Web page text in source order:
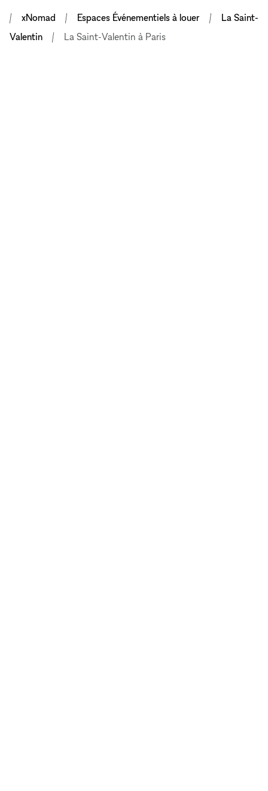
xNomad Espaces Événementiels à louer
La Saint-
Valentin
La Saint-Valentin à Paris